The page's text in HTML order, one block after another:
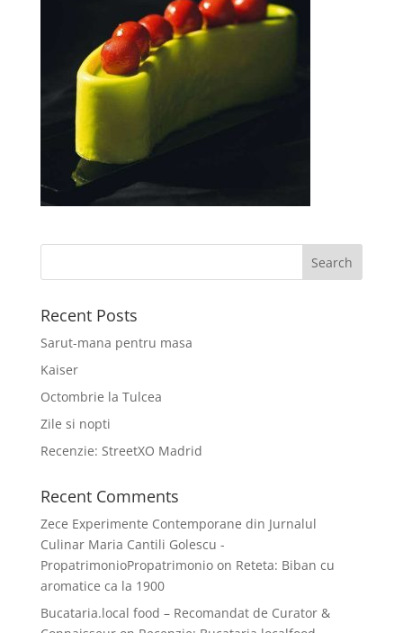
Recent Posts
Sarut-mana pentru masa
Kaiser
Octombrie la Tulcea
Zile si nopti
Recenzie: StreetXO Madrid
Recent Comments
Zece Experimente Contemporane din Jurnalul
Culinar Maria Cantili Golescu -
PropatrimonioPropatrimonioon Reteta: Biban cu
aromatice ca la 1900
Bucataria.local food – Recomandat de Curator &